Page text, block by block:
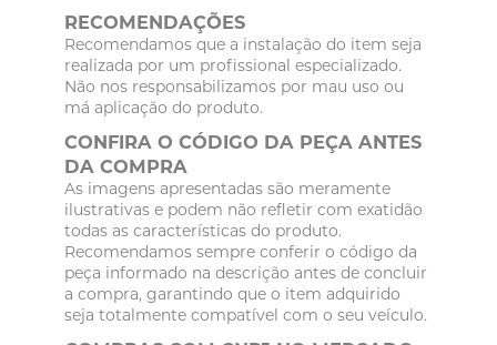
RECOMENDAÇÕES
Recomendamos que a instalação do item seja
realizada por um profissional especializado.
Não nos responsabilizamos por mau uso ou
má aplicação do produto.
CONFIRA O CÓDIGO DA PEÇA ANTES
DA COMPRA
As imagens apresentadas são meramente
ilustrativas e podem não refletir com exatidão
todas as características do produto.
Recomendamos sempre conferir o código da
peça informado na descrição antes de concluir
a compra, garantindo que o item adquirido
seja totalmente compatível com o seu veículo.